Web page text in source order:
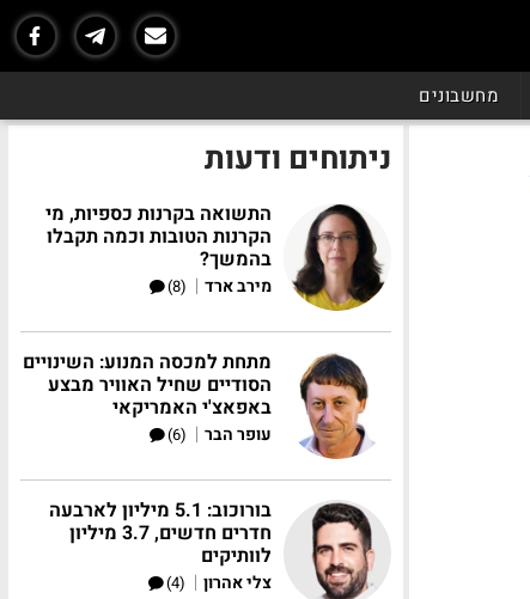
מחשבונים
ניתוחים ודעות
התשואה בקרנות כספיות, מי
הקרנות הטובות וכמה תקבלו
בהמשך?
מירב ארד |
(8)
מתחת למכסה המנוע: השינויים
הסודיים שחיל האוויר מבצע
באפאצ'י האמריקאי
עופר הבר |
(6)
בורוכוב: 5.1 מיליון לארבעה
חדרים חדשים, 3.7 מיליון
לוותיקים
צלי אהרון |
(4)